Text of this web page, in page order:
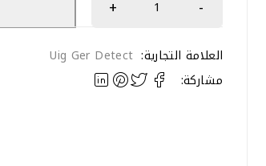
العلامة التجارية: Uig Ger Detect
مشاركة: